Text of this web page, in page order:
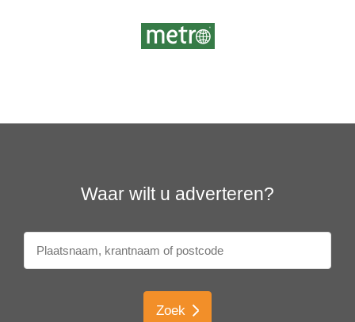
Waar wilt u adverteren?
Zoek